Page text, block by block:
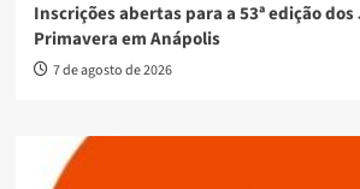
Inscrições abertas para a 53ª edição dos
Primavera em Anápolis
7 de agosto de 2026